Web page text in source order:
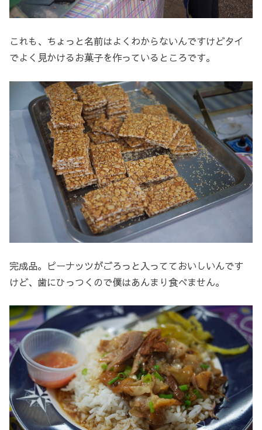
これも、ちょっと名前はよくわからないんですけどタイ
でよく見かけるお菓子を作っているところです。
完成品。ピーナッツがごろっと入ってておいしいんです
けど、歯にひっつくので僕はあんまり食べません。